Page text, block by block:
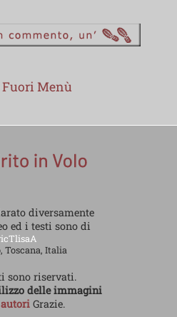
Menù
diversamente
ed i testi sono di
Toscana, Italia
riservati.
delle immagini
Grazie.